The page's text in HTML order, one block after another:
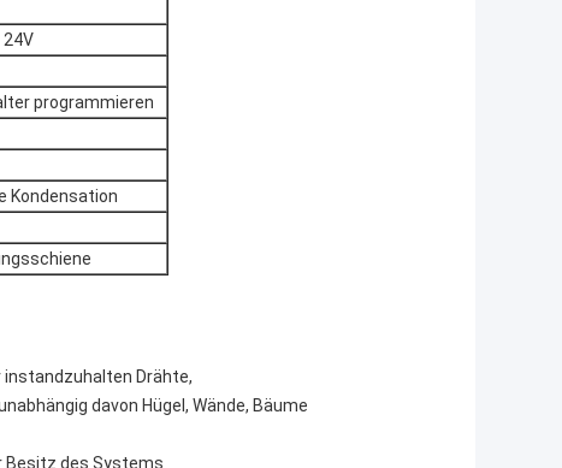
24V
programmieren
Kondensation
instandzuhalten Drähte,
davon Hügel, Wände, Bäume
Besitz des Systems